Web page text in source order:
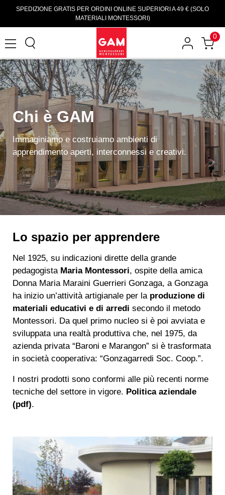
SPEDIZIONE GRATIS PER ORDINI ONLINE SUPERIORI A 49 € (SOLO
MATERIALI MONTESSORI)
0
Chi è GAM
Immaginiamo e costruiamo ambienti di
apprendimento aperti, interconnessi e creativi.
Lo spazio per apprendere
Nel 1925, su indicazioni dirette della grande
pedagogista Maria Montessori, ospite della amica
Donna Maria Maraini Guerrieri Gonzaga, a Gonzaga
ha inizio un’attività artigianale per la produzione di
materiali educativi e di arredi secondo il metodo
Montessori. Da quel primo nucleo si è poi avviata e
sviluppata una realtà produttiva che, nel 1975, da
azienda privata “Baroni e Marangon” si è trasformata
in società cooperativa: “Gonzagarredi Soc. Coop.”.
I nostri prodotti sono conformi alle più recenti norme
tecniche del settore in vigore. Politica aziendale
(pdf).